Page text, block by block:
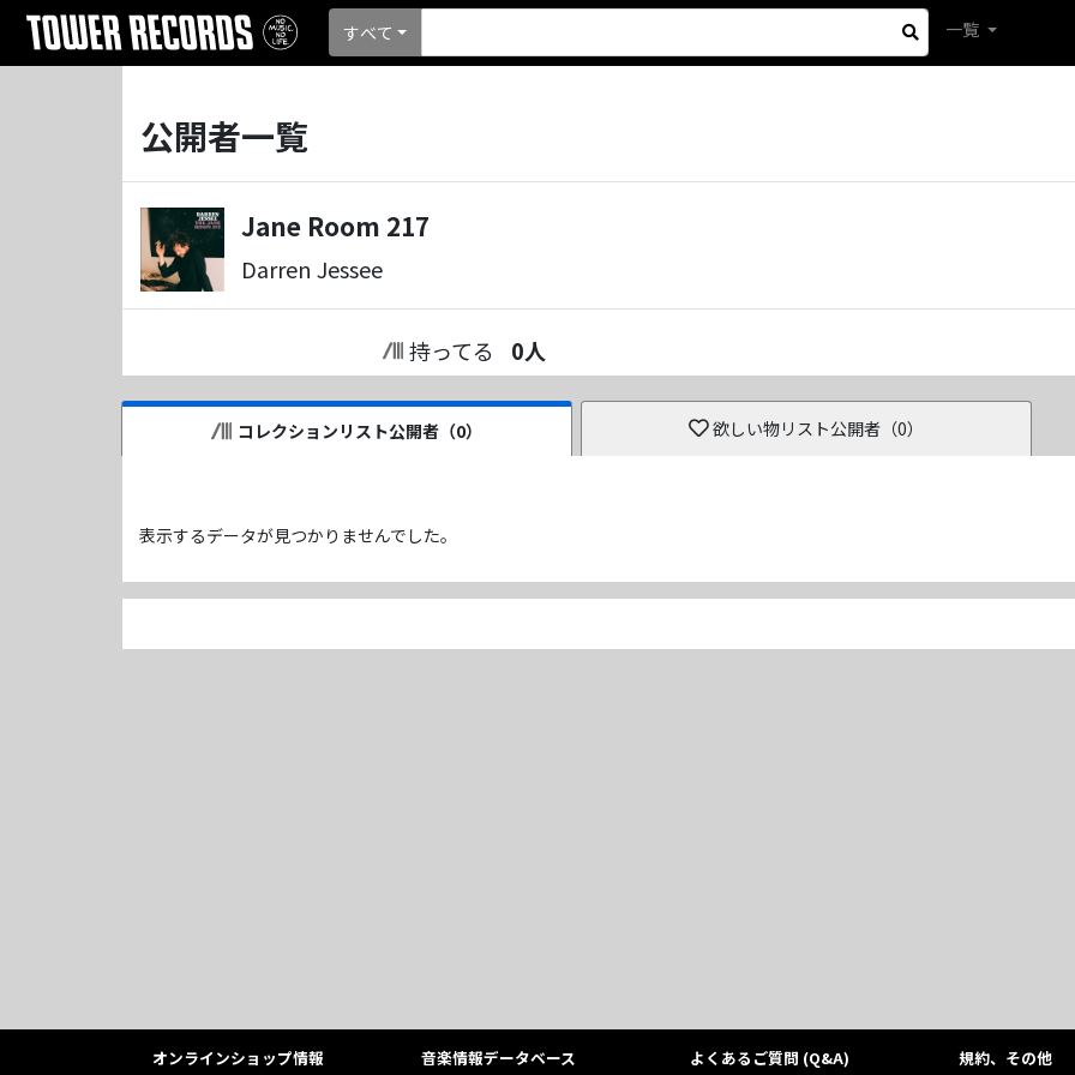
すべて 一覧
公開者一覧
Jane Room 217
Darren Jessee
持ってる 0人
コレクションリスト公開者（0） 欲しい物リスト公開者（0）
表示するデータが見つかりませんでした。
オンラインショップ情報 音楽情報データベース よくあるご質問 (Q&A) 規約、その他